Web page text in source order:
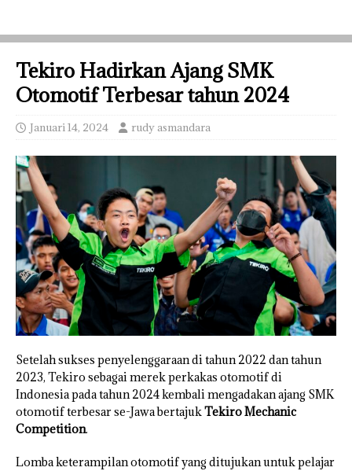
Tekiro Hadirkan Ajang SMK
Otomotif Terbesar tahun 2024
Januari 14, 2024 rudy asmandara
Setelah sukses penyelenggaraan di tahun 2022 dan tahun
2023, Tekiro sebagai merek perkakas otomotif di
Indonesia pada tahun 2024 kembali mengadakan ajang SMK
otomotif terbesar se-Jawa bertajukTekiro Mechanic
Competition.
Lomba keterampilan otomotif yang ditujukan untuk pelajar